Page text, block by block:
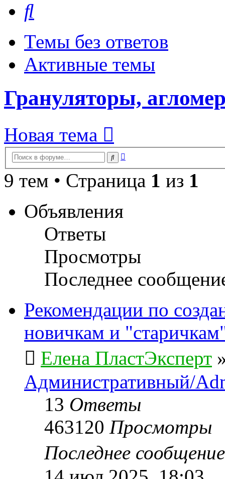
Темы без ответов
Активные темы
Грануляторы,
Новая тема
Поиск
9 тем • Страница 1 из 1
Объявления
Ответы
Просмотры
Последнее
Рекомендации по
новичкам и
Елена ПластЭксперт
Административный/
13 Ответы
463120 Просмотры
Последнее